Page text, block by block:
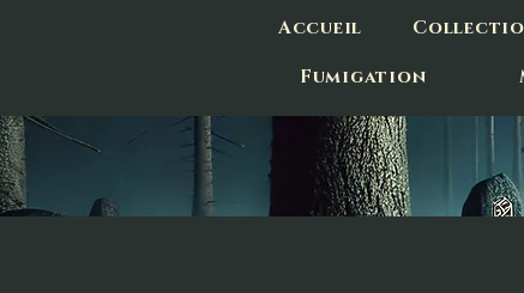
Accueil
Fumigation